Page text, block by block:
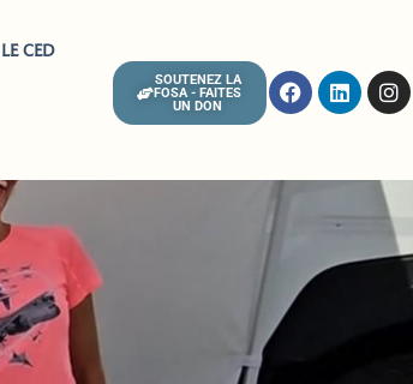
LE CED
SOUTENEZ LA
FOSA - FAITES
UN DON